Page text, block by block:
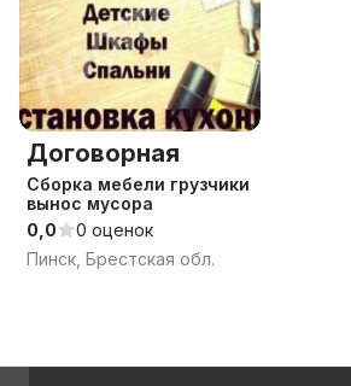
Договорная
Сборка мебели грузчики
вынос мусора
0,0
0 оценок
Пинск, Брестская обл.